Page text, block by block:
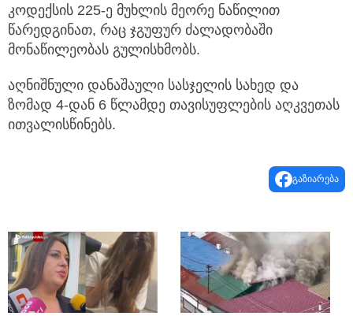
კოდექსის 225-ე მუხლის მეორე ნაწილით
წარედგინათ, რაც ჯგუფურ ძალადობაში
მონაწილეობას გულისხმობს.
აღნიშნული დანაშაული სასჯელის სახედ და
ზომად 4-დან 6 წლამდე თავისუფლების აღკვეთას
ითვალისწინებს.
გაზიარება